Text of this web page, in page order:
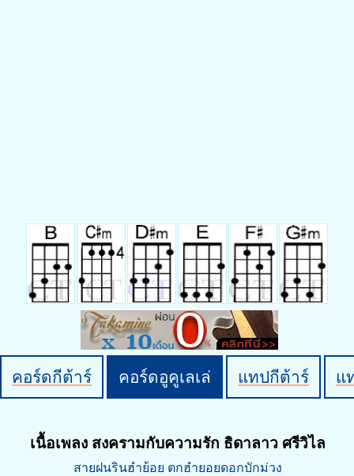
คอร์ดกีต้าร์ คอร์ดอูคูเลเล่ แทปกีต้าร์ แ
เนื้อเพลง สงครามกับความรัก ธิดาลาว ศรีวิไล
สายฝนรินฮำย้อย ตกฮำยอยดอกบักม่วง